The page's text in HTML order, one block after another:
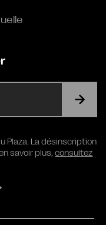
Plaza. La désinscription
savoir plus,consultez